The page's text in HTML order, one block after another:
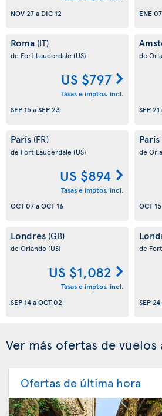
NOV 27a DIC 12
ENE 07
Roma (IT)
de Fort Lauderdale (US)
US $797
Tasas e imptos. incl.
SEP 15aSEP 23
de
SEP 21
París (FR)
de Fort Lauderdale (US)
US $894
Tasas e imptos. incl.
OCT 07aOCT 16
París
de
OCT 15
Londres (GB)
de Orlando(US)
US $1,082
Tasas e imptos. incl.
SEP 14aOCT 02
de
SEP 24
Ver más ofertas de vuelos
Ofertas de última hora